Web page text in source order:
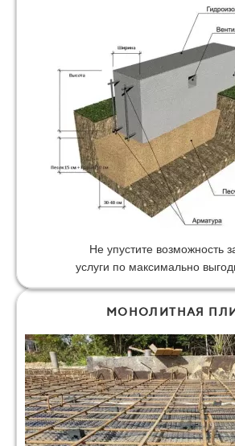
Не упустите возможность
услуги по максимально
МОНОЛИТНАЯ